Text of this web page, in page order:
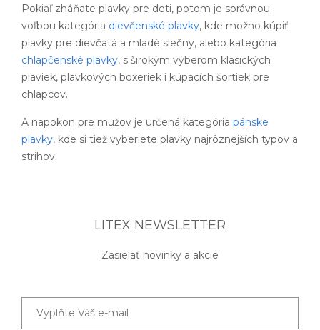
Pokiaľ zháňate plavky pre deti, potom je správnou
voľbou kategória dievčenské plavky, kde možno kúpiť
plavky pre dievčatá a mladé slečny, alebo kategória
chlapčenské plavky, s širokým výberom klasických
plaviek, plavkových boxeriek i kúpacích šortiek pre
chlapcov.
A napokon pre mužov je určená kategória pánske
plavky, kde si tiež vyberiete plavky najrôznejších typov a
strihov.
LITEX NEWSLETTER
Zasielať novinky a akcie